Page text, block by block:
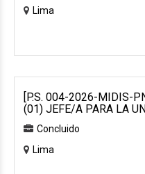
Lima
[P.S. 004-2026-MIDIS-
(01) JEFE/A PARA LA
Concluido
Lima